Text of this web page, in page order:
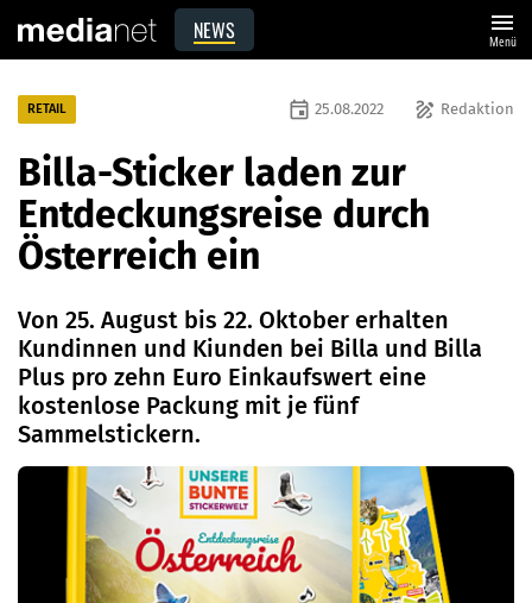
NEWS menu
Menü
RETAIL draw Redaktion
event 25.08.2022
Billa-Sticker laden zur
Entdeckungsreise durch
Österreich ein
Von 25. August bis 22. Oktober erhalten
Kundinnen und Kiunden bei Billa und Billa
Plus pro zehn Euro Einkaufswert eine
kostenlose Packung mit je fünf
Sammelstickern.